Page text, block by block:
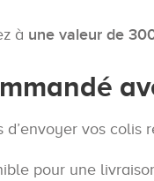
à une valeur de
d’envoyer vos colis
pour une